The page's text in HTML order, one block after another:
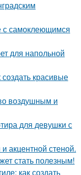
с самоклеющимся
для напольной
красивые
воздушным и
для девушки с
акцентной стеной.
стать полезным!
как создать